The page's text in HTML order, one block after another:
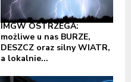
IMGW OSTRZEGA:
możliwe u nas BURZE,
DESZCZ oraz silny WIATR,
a lokalnie...